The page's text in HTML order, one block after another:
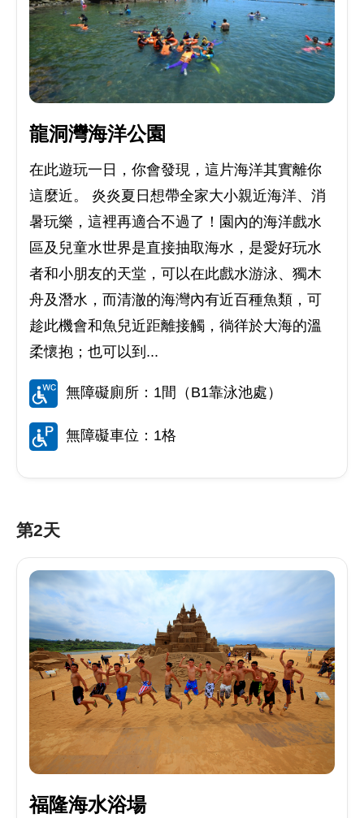
龍洞灣海洋公園
在此遊玩一日，你會發現，這片海洋其實離你
這麼近。 炎炎夏日想帶全家大小親近海洋、消
暑玩樂，這裡再適合不過了！園內的海洋戲水
區及兒童水世界是直接抽取海水，是愛好玩水
者和小朋友的天堂，可以在此戲水游泳、獨木
舟及潛水，而清澈的海灣內有近百種魚類，可
趁此機會和魚兒近距離接觸，徜徉於大海的溫
柔懷抱；也可以到...
無障礙廁所：1間（B1靠泳池處）
無障礙車位：1格
第2天
福隆海水浴場